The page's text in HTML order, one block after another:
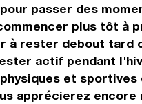
passer des
plus tôt à
à rester debout tard
actif pendant
et sportives
apprécierez